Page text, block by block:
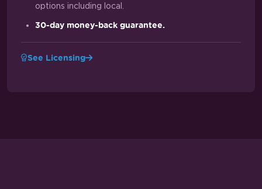
options including local.
30-day money-back guarantee.
See Licensing